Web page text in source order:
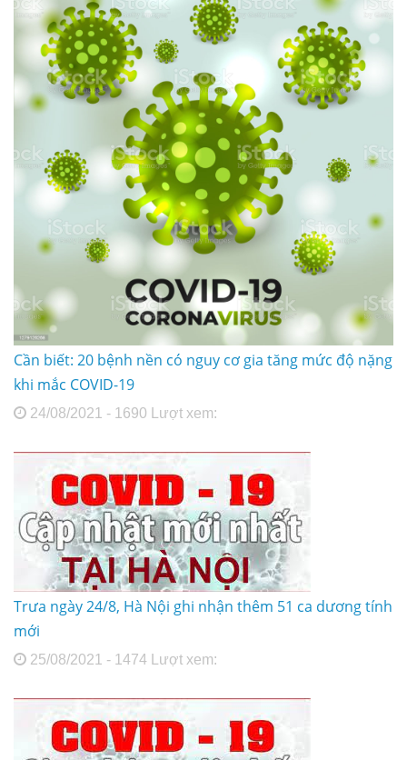
Cần biết: 20 bệnh nền có nguy cơ gia tăng mức độ nặng
khi mắc COVID-19
24/08/2021 - 1690 Lượt xem:
Trưa ngày 24/8, Hà Nội ghi nhận thêm 51 ca dương tính
mới
25/08/2021 - 1474 Lượt xem: